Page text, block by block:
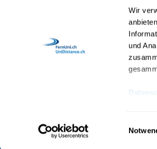
Wir
und
Collaboratrices et
© 2026 UniDistance